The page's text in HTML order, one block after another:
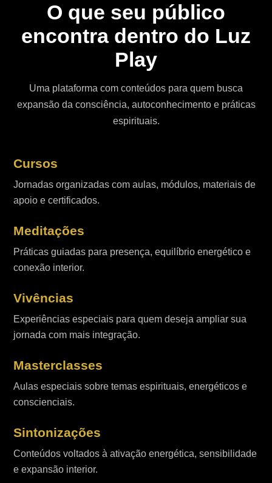
O que seu público
encontra dentro do Luz
Play
Uma plataforma com conteúdos para quem busca
expansão da consciência, autoconhecimento e práticas
espirituais.
Cursos
Jornadas organizadas com aulas, módulos, materiais de
apoio e certificados.
Meditações
Práticas guiadas para presença, equilíbrio energético e
conexão interior.
Vivências
Experiências especiais para quem deseja ampliar sua
jornada com mais integração.
Masterclasses
Aulas especiais sobre temas espirituais, energéticos e
conscienciais.
Sintonizações
Conteúdos voltados à ativação energética, sensibilidade
e expansão interior.